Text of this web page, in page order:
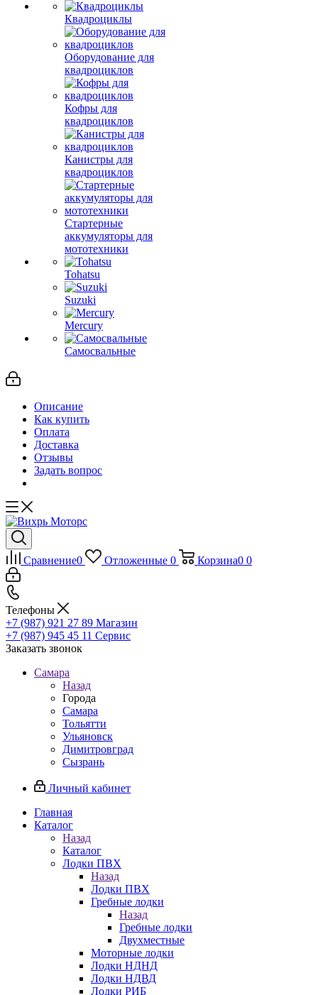
Квадроциклы
Оборудование для
квадроциклов
Кофры для
квадроциклов
Канистры для
квадроциклов
Стартерные
аккумуляторы для
мототехники
Tohatsu
Suzuki
Mercury
Самосвальные
Описание
Как купить
Оплата
Доставка
Отзывы
Задать вопрос
Сравнение0 Отложенные 0 Корзина0 0
Телефоны
+7 (987) 921 27 89 Магазин
+7 (987) 945 45 11 Сервис
Заказать звонок
Самара
Назад
Города
Самара
Тольятти
Ульяновск
Димитровград
Сызрань
Личный кабинет
Главная
Каталог
Назад
Каталог
Лодки ПВХ
Назад
Лодки ПВХ
Гребные лодки
Назад
Гребные лодки
Двухместные
Моторные лодки
Лодки НДНД
Лодки НДВД
Лодки РИБ